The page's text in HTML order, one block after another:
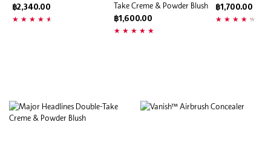
฿2,340.00
Take Creme & Powder Blush
฿1,600.00
฿1,700.00